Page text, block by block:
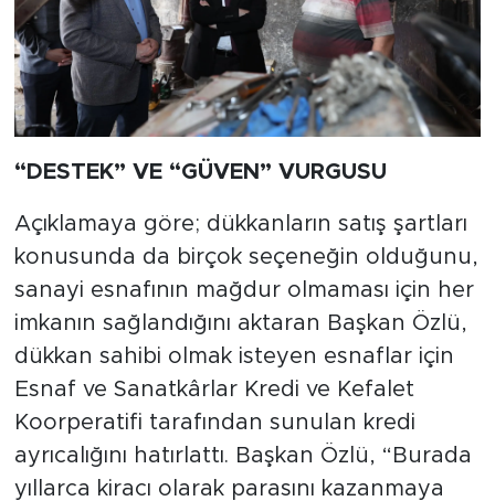
“DESTEK” VE “GÜVEN” VURGUSU
Açıklamaya göre; dükkanların satış şartları
konusunda da birçok seçeneğin olduğunu,
sanayi esnafının mağdur olmaması için her
imkanın sağlandığını aktaran Başkan Özlü,
dükkan sahibi olmak isteyen esnaflar için
Esnaf ve Sanatkârlar Kredi ve Kefalet
Koorperatifi tarafından sunulan kredi
ayrıcalığını hatırlattı. Başkan Özlü, “Burada
yıllarca kiracı olarak parasını kazanmaya